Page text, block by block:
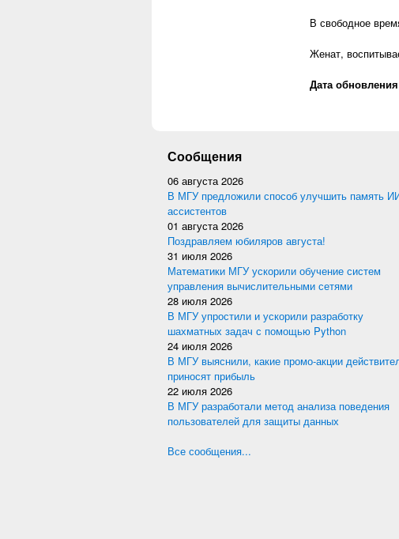
В свободное
Женат,
Дата
Сообщения
06 августа 2026
В МГУ предложили способ улучшить память
ассистентов
01 августа 2026
Поздравляем юбиляров августа!
31 июля 2026
Математики МГУ ускорили обучение систем
управления вычислительными сетями
28 июля 2026
В МГУ упростили и ускорили разработку
шахматных задач с помощью Python
24 июля 2026
В МГУ выяснили, какие промо-акции
приносят прибыль
22 июля 2026
В МГУ разработали метод анализа поведения
пользователей для защиты данных
Все сообщения...